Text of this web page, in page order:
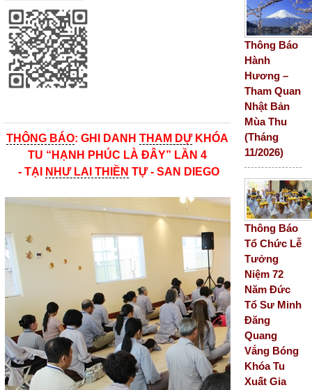
THÔNG BÁO: GHI DANH THAM DỰKHÓA
TU “HẠNH PHÚC LÀ ĐÂY” LẦN 4
- TẠI
NHƯ LAI THIỀN TỰ - SAN DIEGO
Thông Báo
Hành
Hương –
Tham Quan
Nhật Bản
Mùa Thu
(Tháng
11/2026)
Thông Báo
Tổ Chức Lễ
Tưởng
Niệm 72
Năm Đức
Tổ Sư Minh
Đăng
Quang
Vắng Bóng
Khóa Tu
Xuất Gia